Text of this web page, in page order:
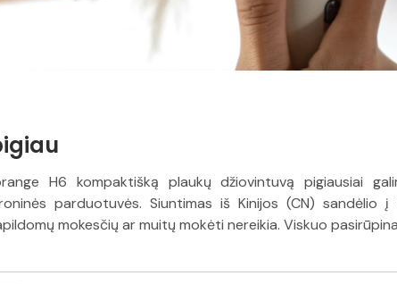
H6 kompaktišką plaukų džiovintuvą pigiausiai
parduotuvės. Siuntimas iš Kinijos (CN)
mokesčių ar muitų mokėti nereikia. Viskuo